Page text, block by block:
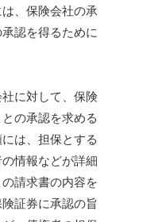
、保険会社の承
認を得るために
に対して、保険
の承認を求める
は、担保とする
情報などが詳細
請求書の内容を
証券に承認の旨